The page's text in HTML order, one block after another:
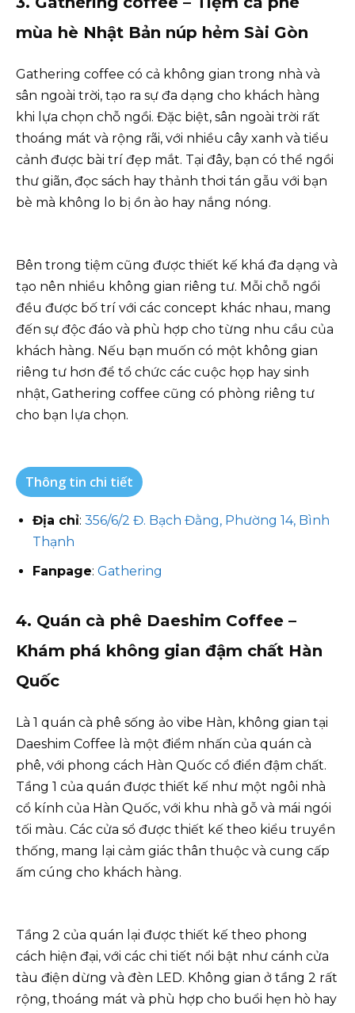
mùa hè Nhật Bản núp hẻm Sài Gòn
Gathering coffee có cả không gian trong nhà và
sân ngoài trời, tạo ra sự đa dạng cho khách hàng
khi lựa chọn chỗ ngồi. Đặc biệt, sân ngoài trời rất
thoáng mát và rộng rãi, với nhiều cây xanh và tiểu
cảnh được bài trí đẹp mắt. Tại đây, bạn có thể ngồi
thư giãn, đọc sách hay thảnh thơi tán gẫu với bạn
bè mà không lo bị ồn ào hay nắng nóng.
Bên trong tiệm cũng được thiết kế khá đa dạng và
tạo nên nhiều không gian riêng tư. Mỗi chỗ ngồi
đều được bố trí với các concept khác nhau, mang
đến sự độc đáo và phù hợp cho từng nhu cầu của
khách hàng. Nếu bạn muốn có một không gian
riêng tư hơn để tổ chức các cuộc họp hay sinh
nhật, Gathering coffee cũng có phòng riêng tư
cho bạn lựa chọn.
Thông tin chi tiết
Địa chỉ: 356/6/2 Đ. Bạch Đằng, Phường 14, Bình
Thạnh
Fanpage: Gathering
4. Quán cà phê Daeshim Coffee –
Khám phá không gian đậm chất Hàn
Quốc
Là 1 quán cà phê sống ảo vibe Hàn, không gian tại
Daeshim Coffee là một điểm nhấn của quán cà
phê, với phong cách Hàn Quốc cổ điển đậm chất.
Tầng 1 của quán được thiết kế như một ngôi nhà
cổ kính của Hàn Quốc, với khu nhà gỗ và mái ngói
tối màu. Các cửa sổ được thiết kế theo kiểu truyền
thống, mang lại cảm giác thân thuộc và cung cấp
ấm cúng cho khách hàng.
Tầng 2 của quán lại được thiết kế theo phong
cách hiện đại, với các chi tiết nổi bật như cánh cửa
tàu điện dừng và đèn LED. Không gian ở tầng 2 rất
rộng, thoáng mát và phù hợp cho buổi hẹn hò hay